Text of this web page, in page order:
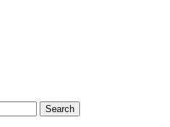
Search